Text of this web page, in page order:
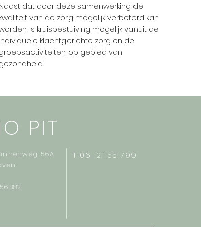
dat door deze samenwerking de
van de zorg mogelijk verbeterd kan
Is kruisbestuiving mogelijk vanuit de
klachtgerichte zorg en de
op gebied van
PIT
56A
T 06 121 55 799